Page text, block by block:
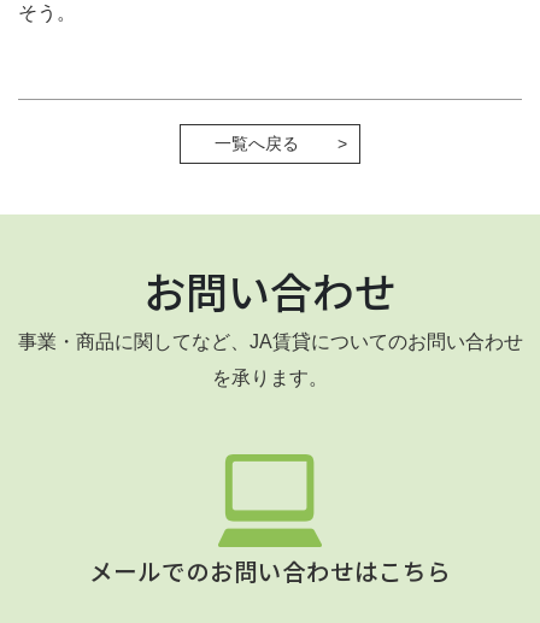
そう。
一覧へ戻る
お問い合わせ
事業・商品に関してなど、JA賃貸についてのお問い合わせ
を承ります。
メールでのお問い合わせはこちら